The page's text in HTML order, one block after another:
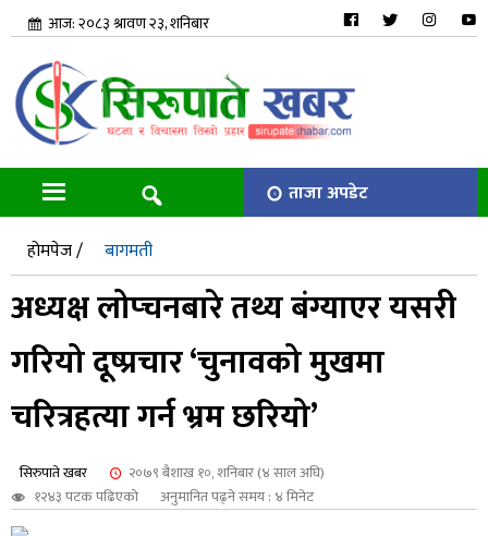
आज: २०८३ श्रावण २३, शनिबार
ताजा अपडेट
होमपेज /
बागमती
अध्यक्ष लोप्चनबारे तथ्य बंग्याएर यसरी
गरियो दूष्प्रचार ‘चुनावको मुखमा
चरित्रहत्या गर्न भ्रम छरियो’
सिरुपाते खबर
२०७९ बैशाख १०, शनिबार (४ साल अघि)
१२४३ पटक पढिएको
अनुमानित पढ्ने समय : ४ मिनेट